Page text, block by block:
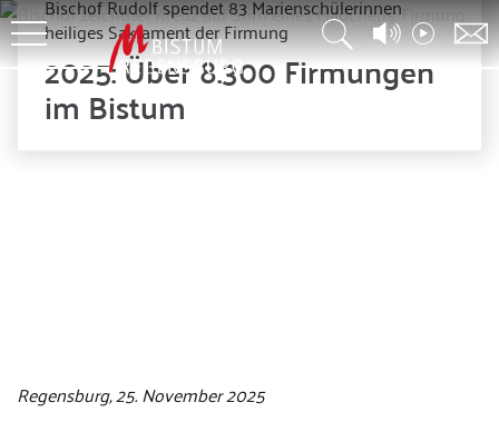
Bischof Rudolf spendet 83 Marienschülerinnen
heiliges Sakrament der Firmung
2025: Über 8.300 Firmungen
im Bistum
Regensburg, 25. November 2025